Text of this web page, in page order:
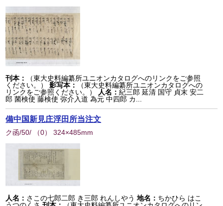
刊本：
（東大史料編纂所ユニオンカタログへのリンクをご参照
ください。）
影写本：
（東大史料編纂所ユニオンカタログへの
リンクをご参照ください。）
人名：紀三郎 延清 国守 貞末 安二
郎 菌検使 藤検使 弥介入道 為元 中四郎 カ...
備中国新見庄浮田所当注文
ク函/50/ （0） 324×485mm
人名： さこの七郎二郎 き三郎 れんしやう 地名： ちかひら はこ